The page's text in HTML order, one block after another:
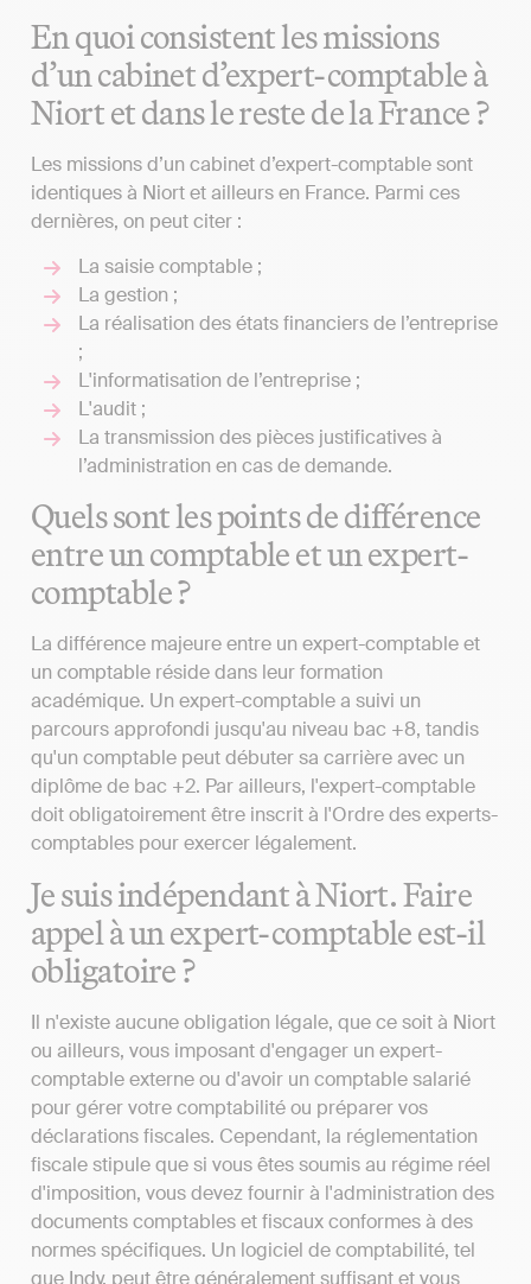
En quoi consistent les missions
d’un cabinet d’expert-comptable à
Niort et dans le reste de la France ?
Les missions d’un cabinet d’expert-comptable sont
identiques à Niort et ailleurs en France. Parmi ces
dernières, on peut citer :
La saisie comptable ;
La gestion ;
La réalisation des états financiers de l’entreprise
;
L'informatisation de l’entreprise ;
L'audit ;
La transmission des pièces justificatives à
l’administration en cas de demande.
Quels sont les points de différence
entre un comptable et un expert-
comptable ?
La différence majeure entre un expert-comptable et
un comptable réside dans leur formation
académique. Un expert-comptable a suivi un
parcours approfondi jusqu'au niveau bac +8, tandis
qu'un comptable peut débuter sa carrière avec un
diplôme de bac +2. Par ailleurs, l'expert-comptable
doit obligatoirement être inscrit à l'Ordre des experts-
comptables pour exercer légalement.
Je suis indépendant à Niort. Faire
appel à un expert-comptable est-il
obligatoire ?
Il n'existe aucune obligation légale, que ce soit à Niort
ou ailleurs, vous imposant d'engager un expert-
comptable externe ou d'avoir un comptable salarié
pour gérer votre comptabilité ou préparer vos
déclarations fiscales. Cependant, la réglementation
fiscale stipule que si vous êtes soumis au régime réel
d'imposition, vous devez fournir à l'administration des
documents comptables et fiscaux conformes à des
normes spécifiques. Un logiciel de comptabilité, tel
que Indy, peut être généralement suffisant et vous